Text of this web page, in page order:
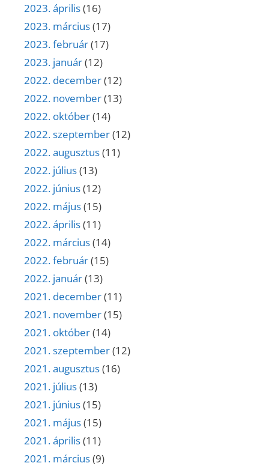
2023. április(16)
2023. március(17)
2023. február(17)
2023. január(12)
2022. december(12)
2022. november(13)
2022. október(14)
2022. szeptember(12)
2022. augusztus(11)
2022. július(13)
2022. június(12)
2022. május(15)
2022. április(11)
2022. március(14)
2022. február(15)
2022. január(13)
2021. december(11)
2021. november(15)
2021. október(14)
2021. szeptember(12)
2021. augusztus(16)
2021. július(13)
2021. június(15)
2021. május(15)
2021. április(11)
2021. március(9)